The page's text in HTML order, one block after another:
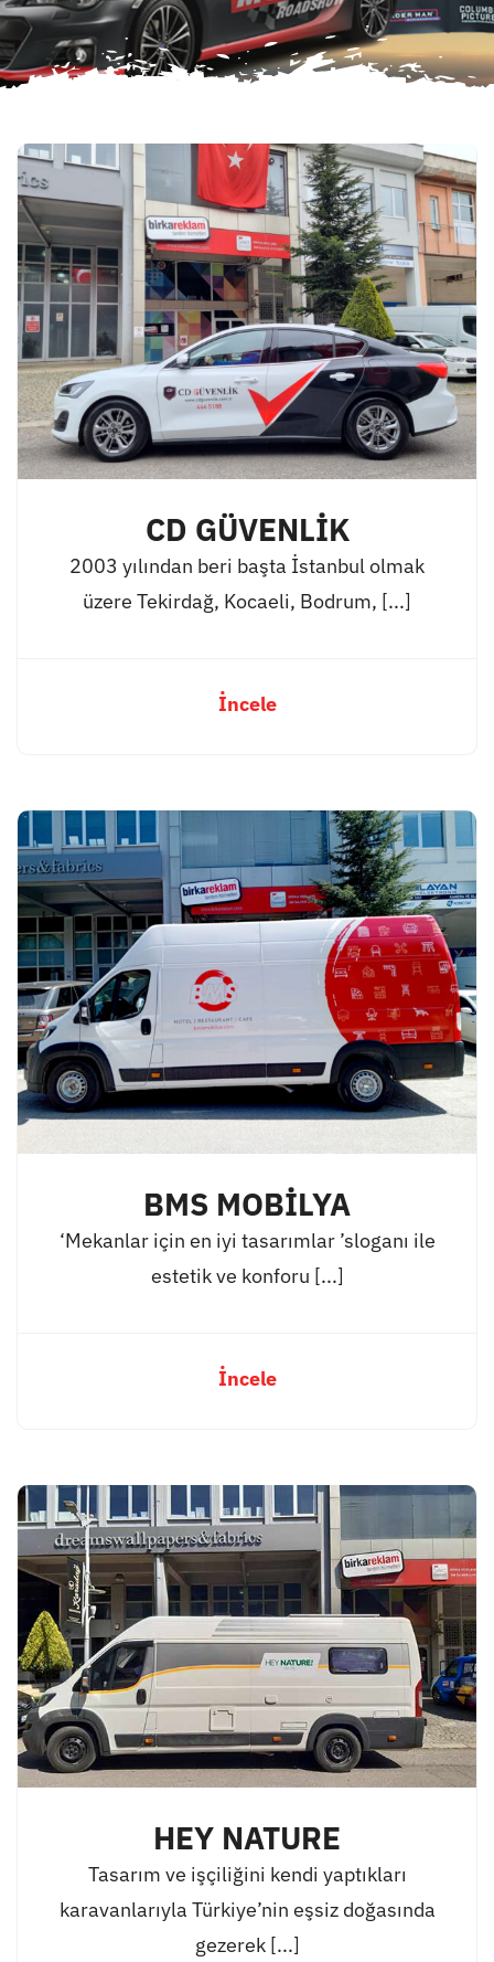
CD GÜVENLİK
2003 yılından beri başta İstanbul olmak
üzere Tekirdağ, Kocaeli, Bodrum, [...]
İncele
BMS MOBİLYA
‘Mekanlar için en iyi tasarımlar ’sloganı ile
estetik ve konforu [...]
İncele
HEY NATURE
Tasarım ve işçiliğini kendi yaptıkları
karavanlarıyla Türkiye’nin eşsiz doğasında
gezerek [...]